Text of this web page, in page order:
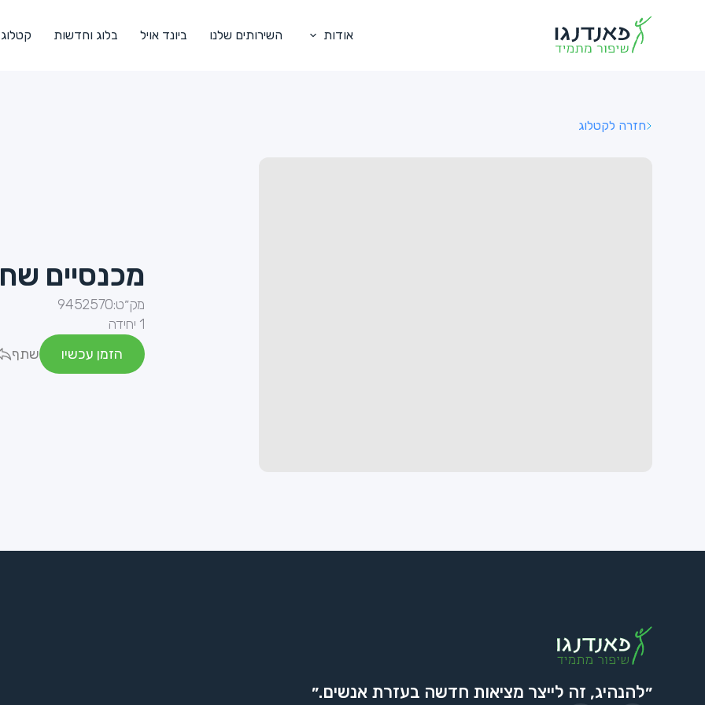
אודות השירותים שלנו ביונד אויל בלוג וחדשות קטלוג
חזרה לקטלוג
מכנסיים
מק״ט:9452570
1 יחידה
הזמן עכשיו
שתף
״להנהיג, זה לייצר מציאות חדשה בעזרת אנשים.״